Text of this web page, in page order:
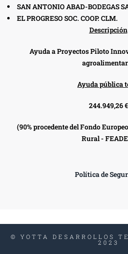
SAN ANTONIO ABAD-BODEGAS
EL PROGRESO SOC. COOP. CLM.
Descripción
Ayuda a Proyectos Piloto
Ayuda pública
244.949,26 €
(90% procedente del Fondo
Rural -
Política de
© YOTTA DESARROLLOS
2023